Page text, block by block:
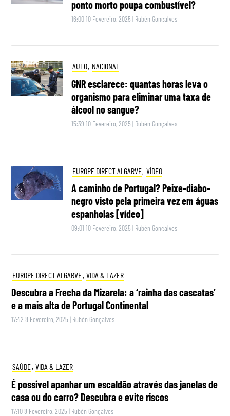
ponto morto poupa combustível?
16:00 10 Fevereiro, 2025 | Rubén Gonçalves
AUTO, NACIONAL
GNR esclarece: quantas horas leva o
organismo para eliminar uma taxa de
álcool no sangue?
15:39 10 Fevereiro, 2025 | Rubén Gonçalves
EUROPE DIRECT ALGARVE, VÍDEO
A caminho de Portugal? Peixe-diabo-
negro visto pela primeira vez em águas
espanholas [vídeo]
09:01 10 Fevereiro, 2025 | Rubén Gonçalves
EUROPE DIRECT ALGARVE, VIDA & LAZER
Descubra a Frecha da Mizarela: a ‘rainha das cascatas’
e a mais alta de Portugal Continental
17:42 8 Fevereiro, 2025 | Rubén Gonçalves
SAÚDE, VIDA & LAZER
É possivel apanhar um escaldão através das janelas de
casa ou do carro? Descubra e evite riscos
17:10 8 Fevereiro, 2025 | Rubén Gonçalves